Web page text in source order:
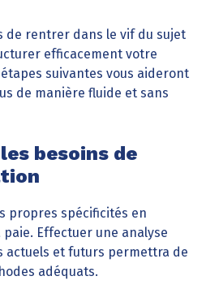
de rentrer dans le vif du sujet
efficacement votre
étapes suivantes vous aideront
de manière fluide et sans
besoins de
propres spécificités en
Effectuer une analyse
actuels et futurs permettra de
adéquats.